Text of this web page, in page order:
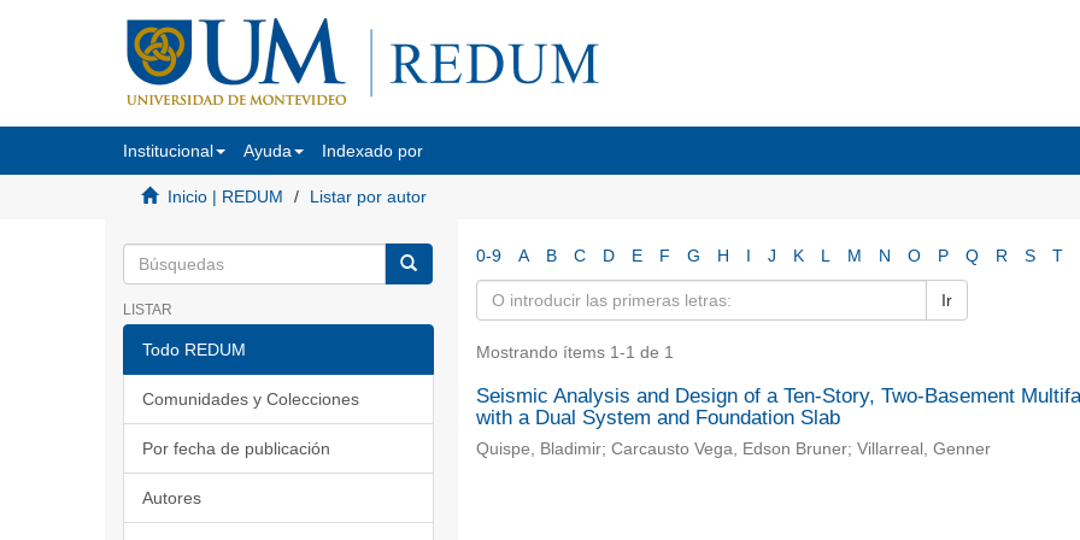
Institucional Ayuda Indexado por
Inicio | REDUM Listar por autor
LISTAR
Todo REDUM
Comunidades y Colecciones
Por fecha de publicación
Autores
0-9 A B C D E F G H I J K L M N O P Q R S T
Ir
Mostrando ítems 1-1 de 1
Seismic Analysis and Design of a Ten-Story, Two-Basement
with a Dual System and Foundation Slab
Quispe, Bladimir; Carcausto Vega, Edson Bruner; Villarreal, Genner